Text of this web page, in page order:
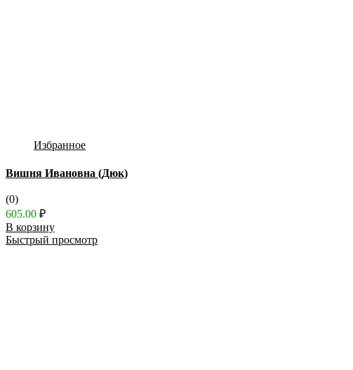
Избранное
Вишня Ивановна (Дюк)
(0)
605.00 ₽
В корзину
Быстрый просмотр